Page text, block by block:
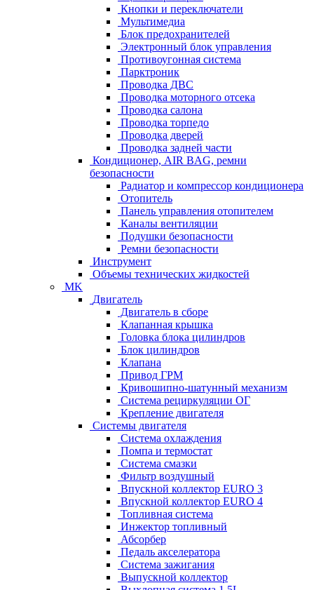
Кнопки и переключатели
Мультимедиа
Блок предохранителей
Электронный блок управления
Противоугонная система
Парктроник
Проводка ДВС
Проводка моторного отсека
Проводка салона
Проводка торпедо
Проводка дверей
Проводка задней части
Кондиционер, AIR BAG, ремни
безопасности
Радиатор и компрессор кондиционера
Отопитель
Панель управления отопителем
Каналы вентиляции
Подушки безопасности
Ремни безопасности
Инструмент
Объемы технических жидкостей
MK
Двигатель
Двигатель в сборе
Клапанная крышка
Головка блока цилиндров
Блок цилиндров
Клапана
Привод ГРМ
Кривошипно-шатунный механизм
Система рециркуляции ОГ
Крепление двигателя
Системы двигателя
Система охлаждения
Помпа и термостат
Система смазки
Фильтр воздушный
Впускной коллектор EURO 3
Впускной коллектор EURO 4
Топливная система
Инжектор топливный
Абсорбер
Педаль акселератора
Система зажигания
Выпускной коллектор